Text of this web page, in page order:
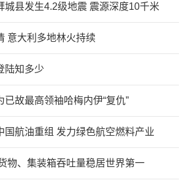
城县发生4.2级地震 震源深度10千米
意大利多地林火持续
陆知多少
故最高领袖哈梅内伊“复仇”
国航油重组 发力绿色航空燃料产业
物、集装箱吞吐量稳居世界第一